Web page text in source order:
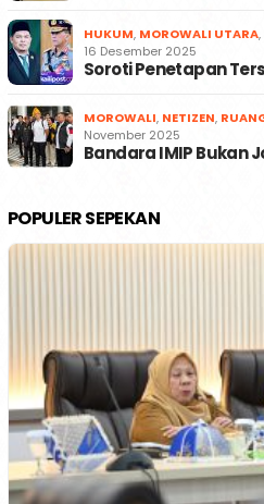
HUKUM, MOROWALI UTARA,
16 Desember 2025
Soroti Penetapan
MOROWALI, NETIZEN,
November 2025
Bandara IMIP Bukan
POPULER SEPEKAN